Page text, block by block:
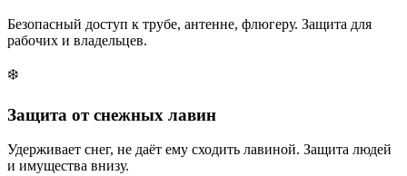
Безопасный доступ к трубе, антенне, флюгеру. Защита для
рабочих и владельцев.
❄️
Защита от снежных лавин
Удерживает снег, не даёт ему сходить лавиной. Защита людей
и имущества внизу.